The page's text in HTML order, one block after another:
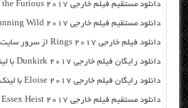
دانلود مستقیم فیلم خارجی The Fate of the Furious 2017 از سرور سایت
دانلود مستقیم فیلم خارجی Running Wild 2017 از سرور سایت
دانلود فیلم خارجی Rings 2017 از سرور سایت
دانلود رایگان فیلم خارجی Dunkirk 2017 با لینک مستقیم
دانلود رایگان فیلم خارجی Eloise 2017 با لینک مستقیم
دانلود مستقیم فیلم خارجی Essex Heist 2017 از سرور سایت